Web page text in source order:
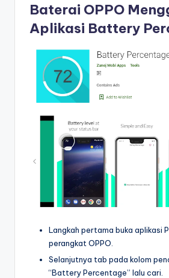
Baterai OPPO
Aplikasi Battery
Langkah pertama buka aplikasi
perangkat OPPO.
Selanjutnya tab pada kolom
“Battery Percentage” lalu cari.